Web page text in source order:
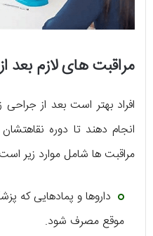
مراقبت های لازم بعد
افراد بهتر است بعد از
انجام دهند تا دوره
مراقبت ها شامل موارد زیر
داروها و پمادهایی که
موقع مصرف شود.